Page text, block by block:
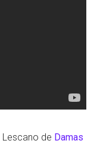
Lescano de Damas